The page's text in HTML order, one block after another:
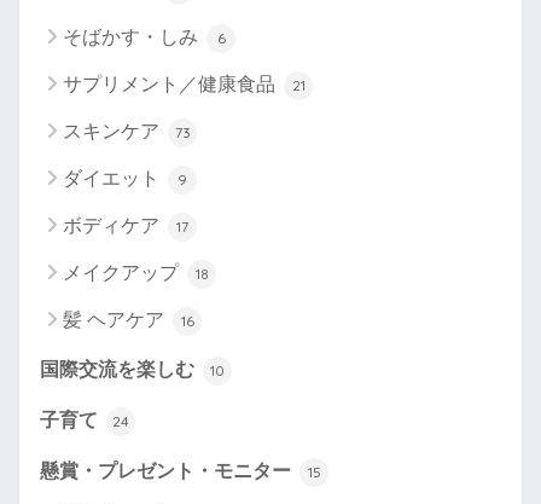
そばかす・しみ
6
サプリメント／健康食品 21
スキンケア 73
ダイエット 9
ボディケア 17
メイクアップ 18
髪 ヘアケア 16
国際交流を楽しむ 10
子育て 24
懸賞・プレゼント・モニター 15